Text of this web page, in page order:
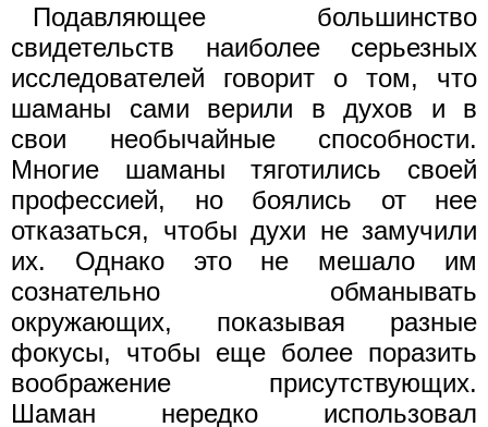
Подавляющее большинство
свидетельств наиболее серьезных
исследователей говорит о том, что
шаманы сами верили в духов и в
свои необычайные способности.
Многие шаманы тяготились своей
профессией, но боялись от нее
отказаться, чтобы духи не замучили
их. Однако это не мешало им
сознательно обманывать
окружающих, показывая разные
фокусы, чтобы еще более поразить
воображение присутствующих.
Шаман нередко использовал